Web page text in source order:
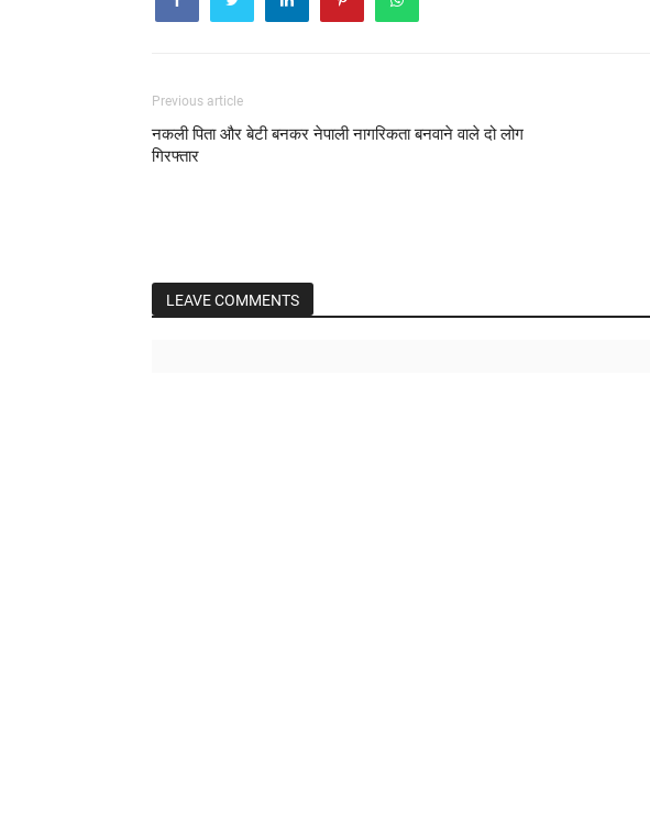
Previous article
नकली पिता और बेटी बनकर नेपाली नागरिकता बनवाने वाले दो लोग
गिरफ्तार
LEAVE COMMENTS